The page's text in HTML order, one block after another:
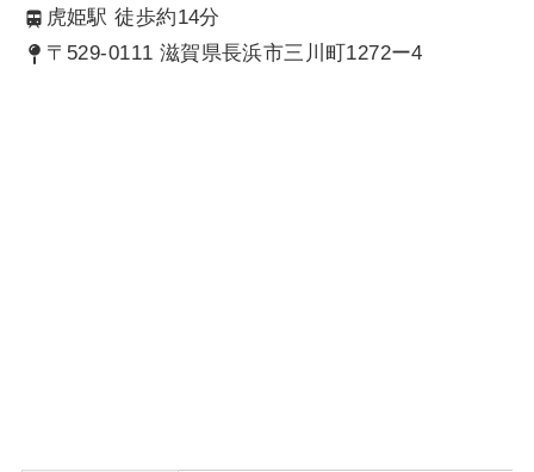
虎姫駅 徒歩約14分
〒529-0111 滋賀県長浜市三川町1272ー4